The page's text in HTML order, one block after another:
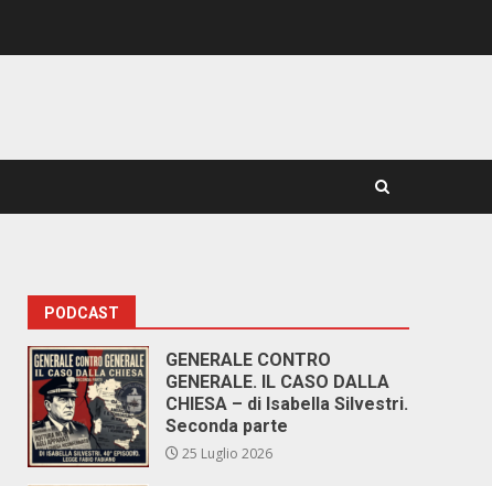
PODCAST
GENERALE CONTRO
GENERALE. IL CASO DALLA
CHIESA – di Isabella Silvestri.
Seconda parte
25 Luglio 2026